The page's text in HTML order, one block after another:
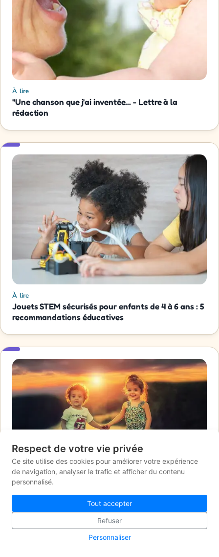
Respect de votre vie privée
Ce site utilise des cookies pour améliorer votre expérience
de navigation, analyser le trafic et afficher du contenu
personnalisé.
Tout accepter
Refuser
Personnaliser
À lire
"Une chanson que j'ai inventée... - Lettre à la
rédaction
À lire
Jouets STEM sécurisés pour enfants de 4 à 6 ans : 5
recommandations éducatives
"LES ÉMOTIONS DANS L'ART... QUELLE HISTOIRE !
KLIMT - LES BOULEAUX 5. COLÈRE